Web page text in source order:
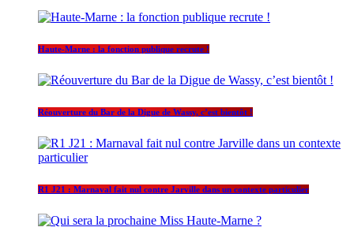
Haute-Marne : la fonction publique recrute !
Réouverture du Bar de la Digue de Wassy, c’est bientôt !
R1 J21 : Marnaval fait nul contre Jarville dans un contexte particulier